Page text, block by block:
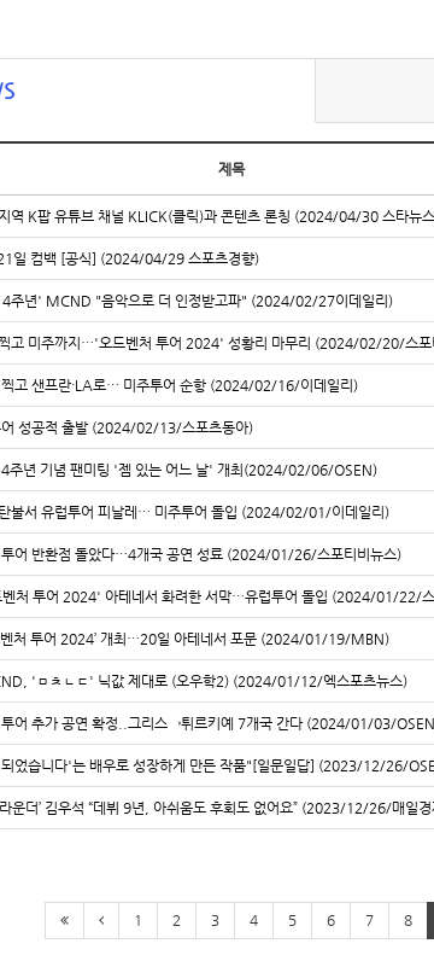
제목
역 K팝 유튜브 채널 KLICK(클릭)과 콘텐츠 론칭 (2024/04/30 스타뉴
일 컴백 [공식] (2024/04/29 스포츠경향)
주년' MCND "음악으로 더 인정받고파" (2024/02/27이데일리)
고 미주까지…'오드벤처 투어 2024' 성황리 마무리 (2024/02/20/스포
고 샌프란·LA로… 미주투어 순항 (2024/02/16/이데일리)
성공적 출발 (2024/02/13/스포츠동아)
주년 기념 팬미팅 '젬 있는 어느 날' 개최(2024/02/06/OSEN)
불서 유럽투어 피날레… 미주투어 돌입 (2024/02/01/이데일리)
어 반환점 돌았다…4개국 공연 성료 (2024/01/26/스포티비뉴스)
처 투어 2024' 아테네서 화려한 서막…유럽투어 돌입 (2024/01/22/
벤처 투어 2024’ 개최⋯20일 아테네서 포문 (2024/01/19/MBN)
'ㅁㅊㄴㄷ' 닉값 제대로 (오우학2) (2024/01/12/엑스포츠뉴스)
어 추가 공연 확정..그리스→튀르키예 7개국 간다 (2024/01/03/
었습니다'는 배우로 성장하게 만든 작품"[일문일답] (2023/12/26/
운더’ 김우석 “데뷔 9년, 아쉬움도 후회도 없어요” (2023/12/26/매일
1 2 3 4 5 6 7 8